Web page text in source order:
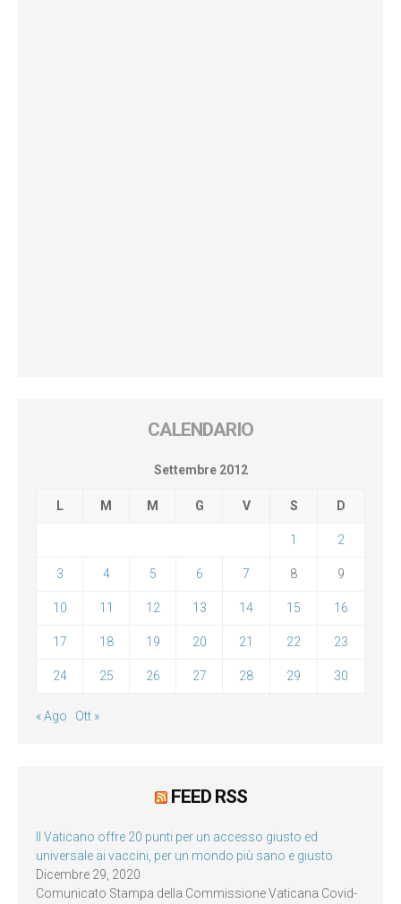
CALENDARIO
Settembre 2012
L M M G V S D
1 2
3 4 5 6 7 8 9
10 11 12 13 14 15 16
17 18 19 20 21 22 23
24 25 26 27 28 29 30
« Ago Ott »
FEED RSS
Il Vaticano offre 20 punti per un accesso giusto ed
universale ai vaccini, per un mondo più sano e giusto
Dicembre 29, 2020
Comunicato Stampa della Commissione Vaticana Covid-